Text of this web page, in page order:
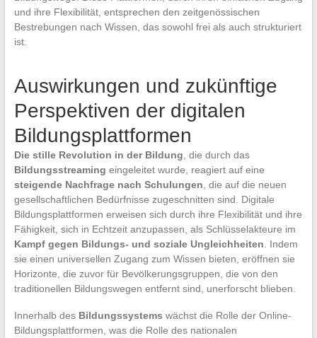
und ihre Flexibilität, entsprechen den zeitgenössischen
Bestrebungen nach Wissen, das sowohl frei als auch strukturiert
ist.
Auswirkungen und zukünftige
Perspektiven der digitalen
Bildungsplattformen
Die stille Revolution in der Bildung , die durch das
Bildungsstreaming eingeleitet wurde, reagiert auf eine
steigende Nachfrage nach Schulungen , die auf die neuen
gesellschaftlichen Bedürfnisse zugeschnitten sind. Digitale
Bildungsplattformen erweisen sich durch ihre Flexibilität und ihre
Fähigkeit, sich in Echtzeit anzupassen, als Schlüsselakteure im
Kampf gegen Bildungs- und soziale Ungleichheiten . Indem
sie einen universellen Zugang zum Wissen bieten, eröffnen sie
Horizonte, die zuvor für Bevölkerungsgruppen, die von den
traditionellen Bildungswegen entfernt sind, unerforscht blieben.
Innerhalb des Bildungssystems wächst die Rolle der Online-
Bildungsplattformen, was die Rolle des nationalen